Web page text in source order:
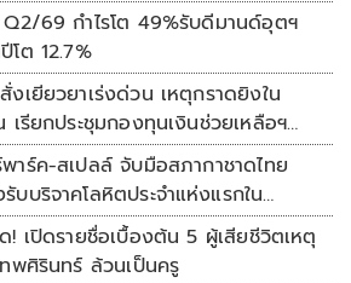
Q2/69 กำไรโต 49%รับดีมานด์อุตฯ
โต 12.7%
งเยียวยาเร่งด่วน เหตุกราดยิงใน
เรียกประชุมกองทุนเงินช่วยเหลือฯ
าร์ค-สเปลล์ จับมือสภากาชาดไทย
บบริจาคโลหิตประจำแห่งแรกใน
าปทุมธานี
! เปิดรายชื่อเบื้องต้น 5 ผู้เสียชีวิตเหตุ
พศิรินทร์ ล้วนเป็นครู